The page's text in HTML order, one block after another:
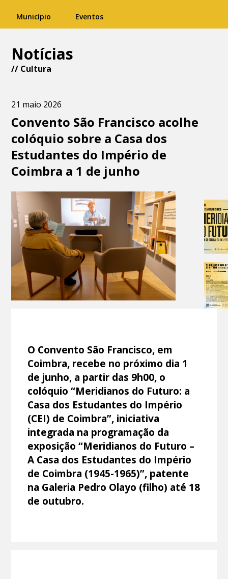
Município Eventos
Notícias
// Cultura
21 maio 2026
Convento São Francisco acolhe
colóquio sobre a Casa dos
Estudantes do Império de
Coimbra a 1 de junho
O Convento São Francisco, em
Coimbra, recebe no próximo dia 1
de junho, a partir das 9h00, o
colóquio “Meridianos do Futuro: a
Casa dos Estudantes do Império
(CEI) de Coimbra”, iniciativa
integrada na programação da
exposição “Meridianos do Futuro –
A Casa dos Estudantes do Império
de Coimbra (1945-1965)”, patente
na Galeria Pedro Olayo (filho) até 18
de outubro.